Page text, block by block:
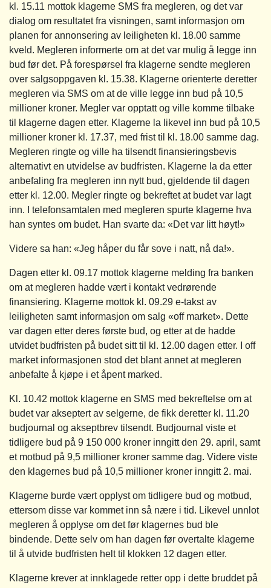
kl. 15.11 mottok klagerne SMS fra megleren, og det var
dialog om resultatet fra visningen, samt informasjon om
planen for annonsering av leiligheten kl. 18.00 samme
kveld. Megleren informerte om at det var mulig å legge inn
bud før det. På forespørsel fra klagerne sendte megleren
over salgsoppgaven kl. 15.38. Klagerne orienterte deretter
megleren via SMS om at de ville legge inn bud på 10,5
millioner kroner. Megler var opptatt og ville komme tilbake
til klagerne dagen etter. Klagerne la likevel inn bud på 10,5
millioner kroner kl. 17.37, med frist til kl. 18.00 samme dag.
Megleren ringte og ville ha tilsendt finansieringsbevis
alternativt en utvidelse av budfristen. Klagerne la da etter
anbefaling fra megleren inn nytt bud, gjeldende til dagen
etter kl. 12.00. Megler ringte og bekreftet at budet var lagt
inn. I telefonsamtalen med megleren spurte klagerne hva
han syntes om budet. Han svarte da: «Det var litt høyt!»
Videre sa han: «Jeg håper du får sove i natt, nå da!».
Dagen etter kl. 09.17 mottok klagerne melding fra banken
om at megleren hadde vært i kontakt vedrørende
finansiering. Klagerne mottok kl. 09.29 e-takst av
leiligheten samt informasjon om salg «off market». Dette
var dagen etter deres første bud, og etter at de hadde
utvidet budfristen på budet sitt til kl. 12.00 dagen etter. I off
market informasjonen stod det blant annet at megleren
anbefalte å kjøpe i et åpent marked.
Kl. 10.42 mottok klagerne en SMS med bekreftelse om at
budet var akseptert av selgerne, de fikk deretter kl. 11.20
budjournal og akseptbrev tilsendt. Budjournal viste et
tidligere bud på 9 150 000 kroner inngitt den 29. april, samt
et motbud på 9,5 millioner kroner samme dag. Videre viste
den klagernes bud på 10,5 millioner kroner inngitt 2. mai.
Klagerne burde vært opplyst om tidligere bud og motbud,
ettersom disse var kommet inn så nære i tid. Likevel unnlot
megleren å opplyse om det før klagernes bud ble
bindende. Dette selv om han dagen før overtalte klagerne
til å utvide budfristen helt til klokken 12 dagen etter.
Klagerne krever at innklagede retter opp i dette bruddet på